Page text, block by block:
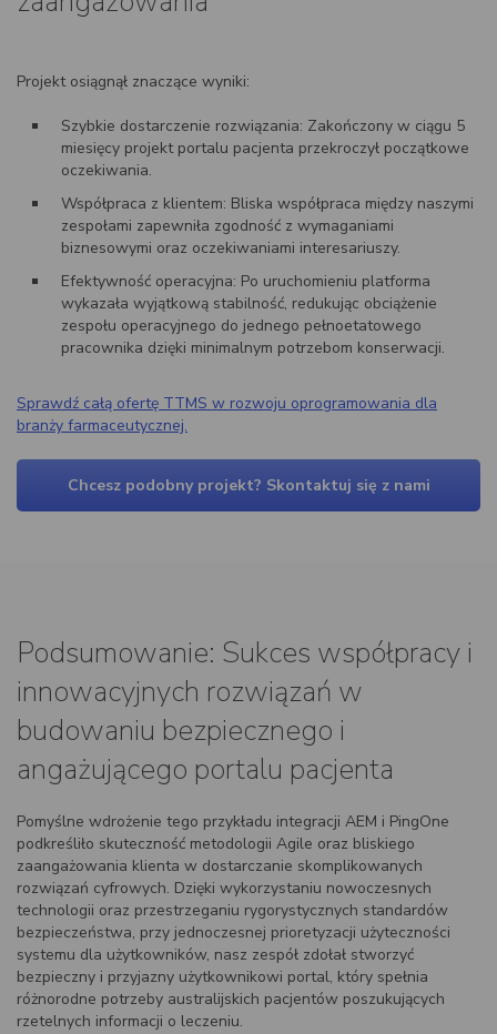
Projekt osiągnął znaczące wyniki:
Szybkie dostarczenie rozwiązania: Zakończony w ciągu 5
miesięcy projekt portalu pacjenta przekroczył początkowe
oczekiwania.
Współpraca z klientem: Bliska współpraca między naszymi
zespołami zapewniła zgodność z wymaganiami
biznesowymi oraz oczekiwaniami interesariuszy.
Efektywność operacyjna: Po uruchomieniu platforma
wykazała wyjątkową stabilność, redukując obciążenie
zespołu operacyjnego do jednego pełnoetatowego
pracownika dzięki minimalnym potrzebom konserwacji.
Sprawdź całą ofertę TTMS w rozwoju oprogramowania dla
branży farmaceutycznej.
Chcesz podobny projekt? Skontaktuj się z nami
Podsumowanie: Sukces współpracy i
innowacyjnych rozwiązań w
budowaniu bezpiecznego i
angażującego portalu pacjenta
Pomyślne wdrożenie tego przykładu integracji AEM i PingOne
podkreśliło skuteczność metodologii Agile oraz bliskiego
zaangażowania klienta w dostarczanie skomplikowanych
rozwiązań cyfrowych. Dzięki wykorzystaniu nowoczesnych
technologii oraz przestrzeganiu rygorystycznych standardów
bezpieczeństwa, przy jednoczesnej prioretyzacji użyteczności
systemu dla użytkowników, nasz zespół zdołał stworzyć
bezpieczny i przyjazny użytkownikowi portal, który spełnia
różnorodne potrzeby australijskich pacjentów poszukujących
rzetelnych informacji o leczeniu.